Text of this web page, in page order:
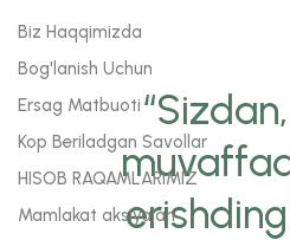
Biz Haqqimizda
Bog'lanish Uchun
Ersag Matbuoti
Kop Beriladgan Savollar
HISOB RAQAMLARIMIZ
Mamlakat aksiyalari